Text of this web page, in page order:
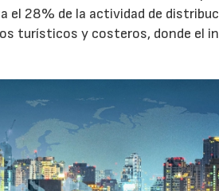
el 28% de la actividad de
turísticos y costeros, donde el